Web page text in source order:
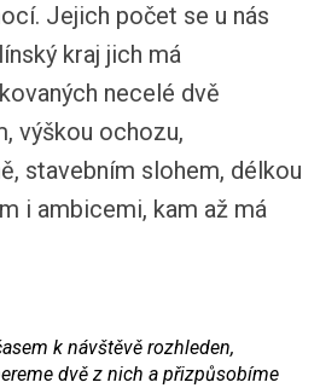
Jejich počet se u nás
kraj jich má
necelé dvě
výškou ochozu,
stavebním slohem, délkou
i ambicemi, kam až má
k návštěvě rozhleden,
dvě z nich a přizpůsobíme